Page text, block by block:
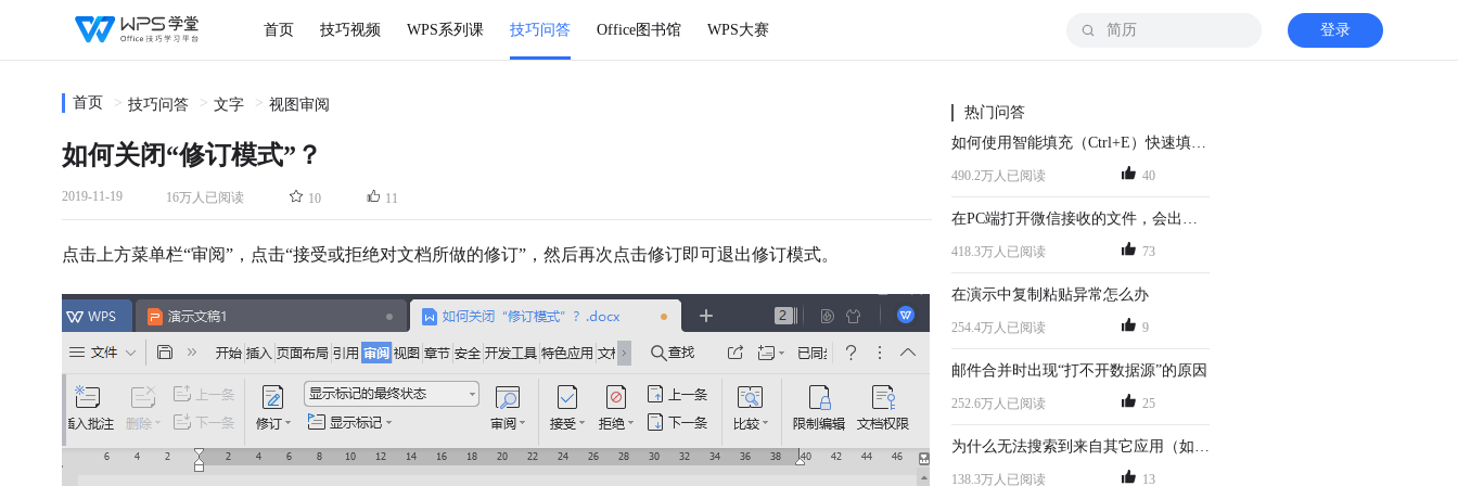
首页 技巧视频 WPS系列课 技巧问答 Office图书馆 WPS大赛 登录
首页 技巧问答 文字 视图审阅
如何关闭“修订模式”？
2019-11-19 16万人已阅读 10 11
点击上方菜单栏“审阅”，点击“接受或拒绝对文档所做的修订”，然后再次点击修订即可退出修订模式。
热门问答
如何使用智能填充（Ctrl+E）快速填充数据？
490.2万人已阅读 40
418.3万人已阅读 73
在演示中复制粘贴异常怎么办
254.4万人已阅读 9
邮件合并时出现“打不开数据源”的原因
252.6万人已阅读 25
138.3万人已阅读 13